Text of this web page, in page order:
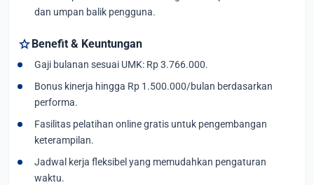
dan umpan balik pengguna.
star Benefit & Keuntungan
Gaji bulanan sesuai UMK: Rp 3.766.000.
Bonus kinerja hingga Rp 1.500.000/bulan berdasarkan
performa.
Fasilitas pelatihan online gratis untuk pengembangan
keterampilan.
Jadwal kerja fleksibel yang memudahkan pengaturan
waktu.